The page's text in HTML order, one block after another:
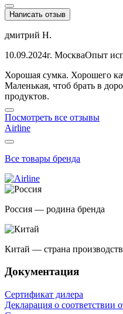
Написать отзыв
дмитрий Н.
10.09.2024г. МоскваОпыт
Хорошая сумка. Хорошего
Маленькая, чтоб брать в
продуктов.
Посмотреть все отзывы
Airline
Все товары бренда
Россия — родина бренда
Китай — страна
Документация
Сертификат дилера
Декларация о соответствии